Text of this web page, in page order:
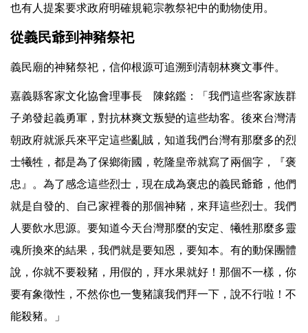
也有人提案要求政府明確規範宗教祭祀中的動物使用。
從義民爺到神豬祭祀
義民廟的神豬祭祀，信仰根源可追溯到清朝林爽文事件。
嘉義縣客家文化協會理事長 陳銘鑑：「我們這些客家族群
子弟發起義勇軍，對抗林爽文叛變的這些劫客。後來台灣清
朝政府就派兵來平定這些亂賊，知道我們台灣有那麼多的烈
士犧牲，都是為了保鄉衛國，乾隆皇帝就寫了兩個字，『褒
忠』。為了感念這些烈士，現在成為褒忠的義民爺爺，他們
就是自發的、自己家裡養的那個神豬，來拜這些烈士。我們
人要飲水思源。要知道今天台灣那麼的安定、犧牲那麼多靈
魂所換來的結果，我們就是要知恩，要知本。有的動保團體
說，你就不要殺豬，用假的，拜水果就好！那個不一樣，你
要有象徵性，不然你也一隻豬讓我們拜一下，說不行啦！不
能殺豬。」